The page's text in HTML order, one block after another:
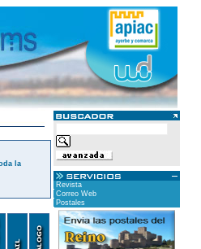
la
Revista
Correo Web
Postales